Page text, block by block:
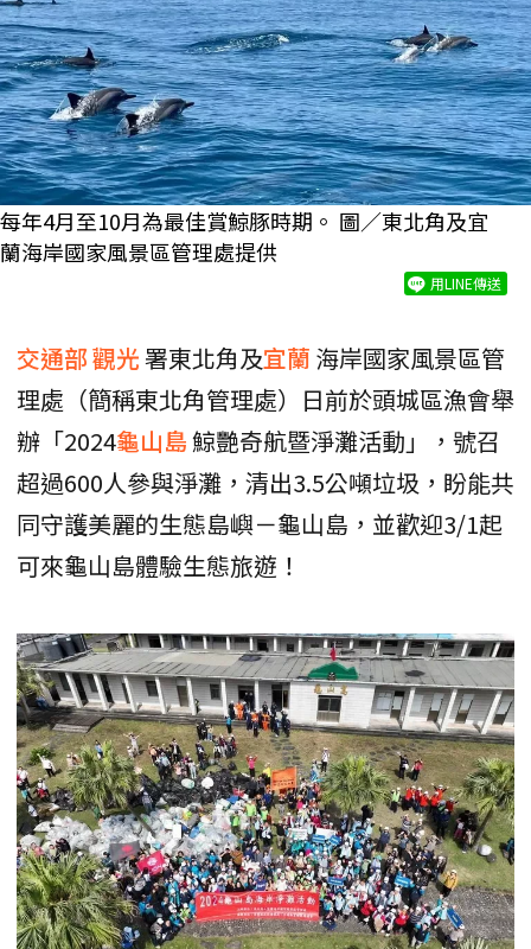
每年4月至10月為最佳賞鯨豚時期。 圖／東北角及宜
蘭海岸國家風景區管理處提供
用LINE傳送
交通部觀光署東北角及宜蘭 海岸國家風景區管
理處（簡稱東北角管理處）日前於頭城區漁會舉
辦「2024龜山島鯨艷奇航暨淨灘活動」，號召
超過600人參與淨灘，清出3.5公噸垃圾，盼能共
同守護美麗的生態島嶼－龜山島，並歡迎3/1起
可來龜山島體驗生態旅遊！